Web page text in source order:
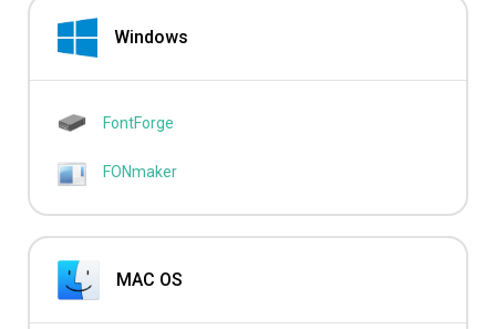
Windows
FontForge
FONmaker
MAC OS